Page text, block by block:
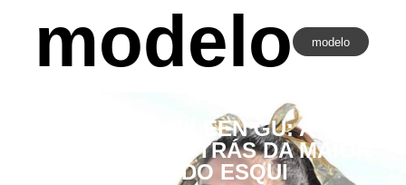
modelo modelo
SEIS VEZES EILEEN GU: A
HISTÓRIA POR TRÁS DA MAIOR
RECORDISTA DO ESQUI